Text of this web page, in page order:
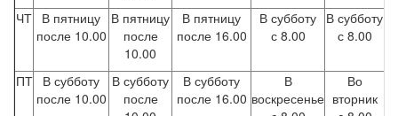
ЧТ В пятницу
после 10.00
В пятницу
после
10.00
В пятницу
после 16.00
В субботу
с 8.00
В субботу
с 8.00
ПТ
В субботу
после 10.00
В субботу
после
В субботу
после 16.00
В
воскресенье
Во
вторник